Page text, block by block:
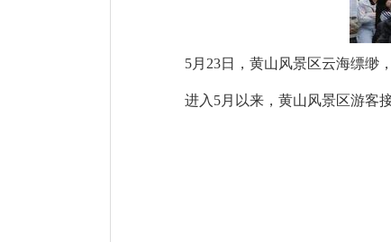
5月23日，黄山风景区云海缥缈
进入5月以来，黄山风景区游客